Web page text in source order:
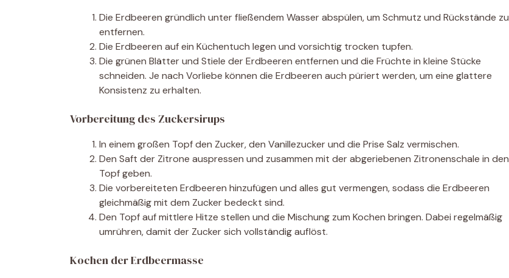
Die Erdbeeren gründlich unter fließendem Wasser abspülen, um Schmutz und Rückstände zu
entfernen.
Die Erdbeeren auf ein Küchentuch legen und vorsichtig trocken tupfen.
Die grünen Blätter und Stiele der Erdbeeren entfernen und die Früchte in kleine Stücke
schneiden. Je nach Vorliebe können die Erdbeeren auch püriert werden, um eine glattere
Konsistenz zu erhalten.
Vorbereitung des Zuckersirups
In einem großen Topf den Zucker, den Vanillezucker und die Prise Salz vermischen.
Den Saft der Zitrone auspressen und zusammen mit der abgeriebenen Zitronenschale in den
Topf geben.
Die vorbereiteten Erdbeeren hinzufügen und alles gut vermengen, sodass die Erdbeeren
gleichmäßig mit dem Zucker bedeckt sind.
Den Topf auf mittlere Hitze stellen und die Mischung zum Kochen bringen. Dabei regelmäßig
umrühren, damit der Zucker sich vollständig auflöst.
Kochen der Erdbeermasse